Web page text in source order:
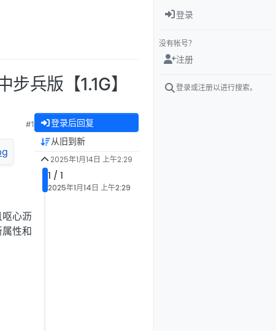
兵版【1.1G】
#1
心沥
性和
登录后回复
从旧到新
2025年1月14日 上午2:29
1 / 1
2025年1月14日 上午2:29
登录
没有帐号？
注册
登录或注册以进行搜索。